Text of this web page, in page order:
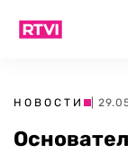
НОВОСТИ |